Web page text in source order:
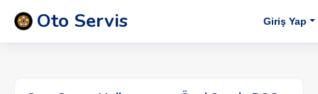
Oto Servis Giriş Yap